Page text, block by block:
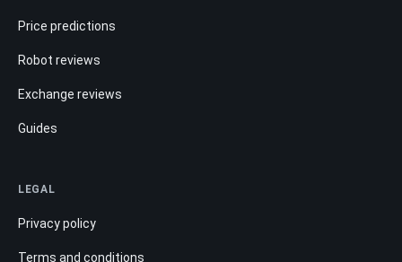
Price predictions
Robot reviews
Exchange reviews
Guides
LEGAL
Privacy policy
Terms and conditions